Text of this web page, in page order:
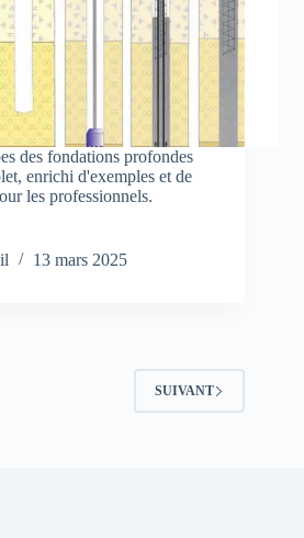
des fondations profondes
enrichi d'exemples et de
les professionnels.
13 mars 2025
SUIVANT